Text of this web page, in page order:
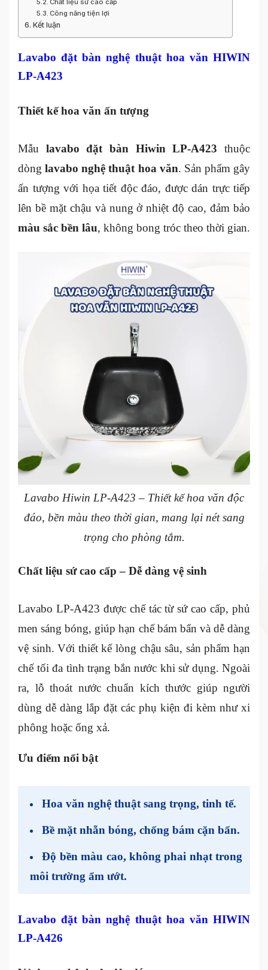
Chất liệu sứ cao cấp
Công năng tiện lợi
Kết luận
Lavabo đặt bàn nghệ thuật hoa văn HIWIN
LP-A423
Thiết kế hoa văn ấn tượng
Mẫu lavabo đặt bàn Hiwin LP-A423 thuộc
dònglavabo nghệ thuật hoa văn. Sản phẩm gây
ấn tượng với họa tiết độc đáo, được dán trực tiếp
lên bề mặt chậu và nung ở nhiệt độ cao, đảm bảo
màu sắc bền lâu, không bong tróc theo thời gian.
Lavabo Hiwin LP-A423 – Thiết kế hoa văn độc
đáo, bền màu theo thời gian, mang lại nét sang
trọng cho phòng tắm.
Chất liệu sứ cao cấp – Dễ dàng vệ sinh
Lavabo LP-A423 được chế tác từ sứ cao cấp, phủ
men sáng bóng, giúp hạn chế bám bẩn và dễ dàng
vệ sinh. Với thiết kế lòng chậu sâu, sản phẩm hạn
chế tối đa tình trạng bắn nước khi sử dụng. Ngoài
ra, lỗ thoát nước chuẩn kích thước giúp người
dùng dễ dàng lắp đặt các phụ kiện đi kèm như xi
phông hoặc ống xả.
Ưu điểm nổi bật
Hoa văn nghệ thuật sang trọng, tinh tế.
Bề mặt nhẵn bóng, chống bám cặn bẩn.
Độ bền màu cao, không phai nhạt trong
môi trường ẩm ướt.
Lavabo đặt bàn nghệ thuật hoa văn HIWIN
LP-A426